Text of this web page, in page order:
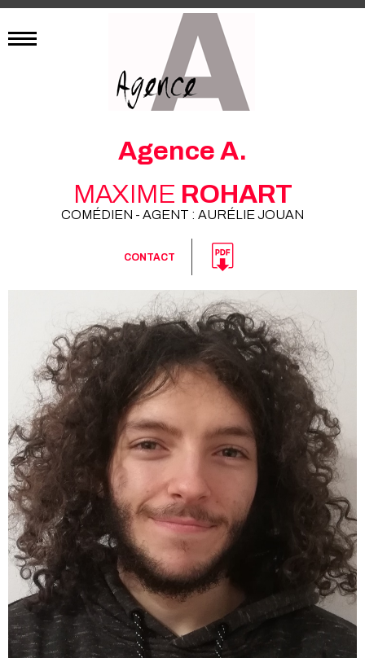
Agence A.
MAXIME ROHART
COMÉDIEN - AGENT : AURÉLIE JOUAN
CONTACT